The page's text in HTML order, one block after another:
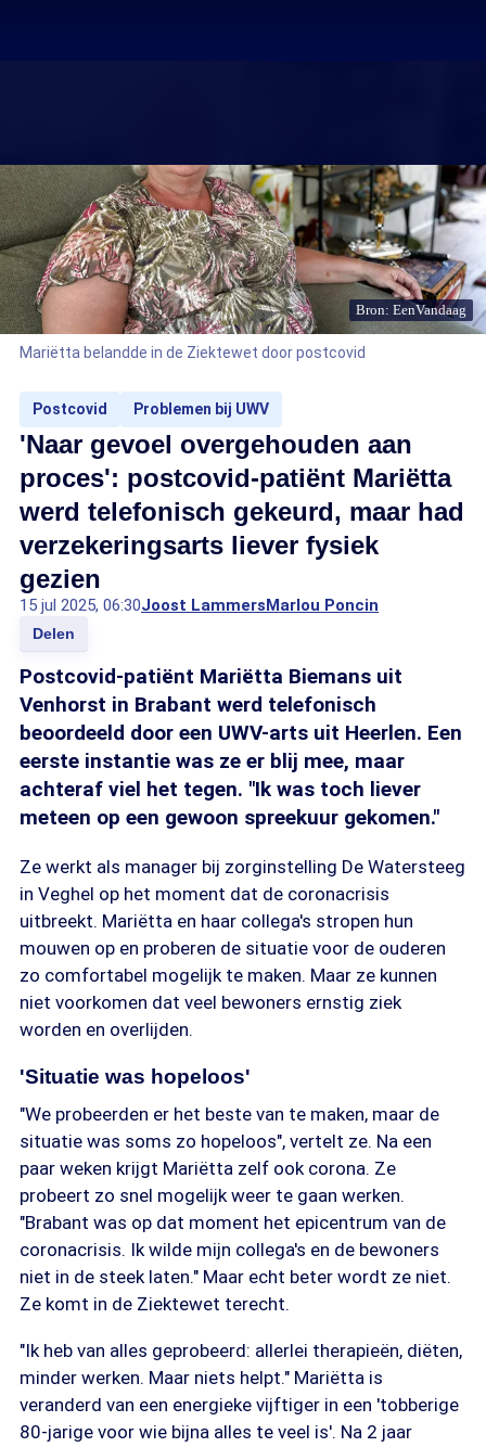
Bron: EenVandaag
Mariëtta belandde in de Ziektewet door postcovid
Postcovid Problemen bij UWV
'Naar gevoel overgehouden aan
proces': postcovid-patiënt Mariëtta
werd telefonisch gekeurd, maar had
verzekeringsarts liever fysiek
gezien
15 jul 2025, 06:30Joost LammersMarlou Poncin
Delen
Postcovid-patiënt Mariëtta Biemans uit
Venhorst in Brabant werd telefonisch
beoordeeld door een UWV-arts uit Heerlen. Een
eerste instantie was ze er blij mee, maar
achteraf viel het tegen. "Ik was toch liever
meteen op een gewoon spreekuur gekomen."
Ze werkt als manager bij zorginstelling De Watersteeg
in Veghel op het moment dat de coronacrisis
uitbreekt. Mariëtta en haar collega's stropen hun
mouwen op en proberen de situatie voor de ouderen
zo comfortabel mogelijk te maken. Maar ze kunnen
niet voorkomen dat veel bewoners ernstig ziek
worden en overlijden.
'Situatie was hopeloos'
"We probeerden er het beste van te maken, maar de
situatie was soms zo hopeloos", vertelt ze. Na een
paar weken krijgt Mariëtta zelf ook corona. Ze
probeert zo snel mogelijk weer te gaan werken.
"Brabant was op dat moment het epicentrum van de
coronacrisis. Ik wilde mijn collega's en de bewoners
niet in de steek laten." Maar echt beter wordt ze niet.
Ze komt in de Ziektewet terecht.
"Ik heb van alles geprobeerd: allerlei therapieën, diëten,
minder werken. Maar niets helpt." Mariëtta is
veranderd van een energieke vijftiger in een 'tobberige
80-jarige voor wie bijna alles te veel is'. Na 2 jaar